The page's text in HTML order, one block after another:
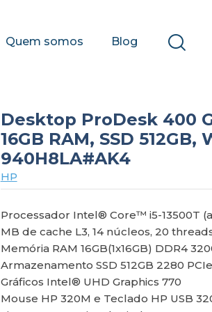
Quem somos Blog
Desktop ProDesk 400
16GB RAM, SSD
940H8LA#AK4
HP
Processador Intel® Core™ i5-13500T
MB de cache L3, 14 núcleos, 20
Memória RAM 16GB(1x16GB) DDR4
Armazenamento SSD 512GB 2280
Gráficos Intel® UHD Graphics 770
Mouse HP 320M e Teclado HP USB